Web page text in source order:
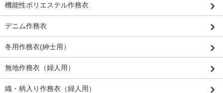
機能性ポリエステル作務衣
デニム作務衣
冬用作務衣(紳士用）
無地作務衣（婦人用）
織・柄入り作務衣（婦人用）